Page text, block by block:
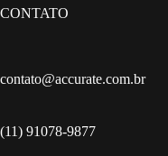
CONTATO
contato@accurate.com.br
(11) 91078-9877